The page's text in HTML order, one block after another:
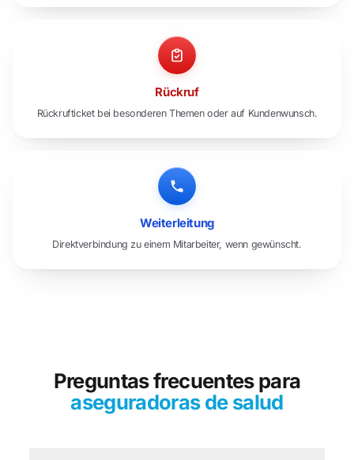
Rückruf
Rückrufticket bei besonderen Themen oder auf Kundenwunsch.
Weiterleitung
Direktverbindung zu einem Mitarbeiter, wenn gewünscht.
Preguntas frecuentes para
aseguradoras de salud